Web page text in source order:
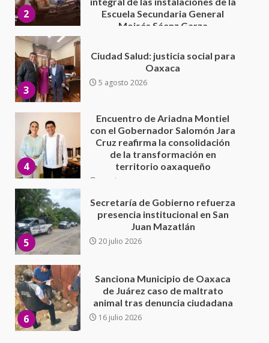
3
5 agosto 2026
4
con el Gobernador Salomón Jara
Cruz reafirma la consolidación
de la transformación en
5
Secretaría de Gobierno refuerza
presencia institucional en San
Juan Mazatlán
20 julio 2026
6
Sanciona Municipio de Oaxaca
de Juárez caso de maltrato
animal tras denuncia ciudadana
16 julio 2026
7
California; FGR lo investiga por
presuntos delitos de
delincuencia organizada y
contrabando